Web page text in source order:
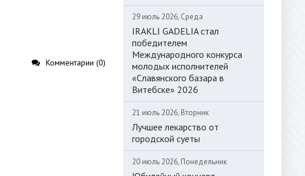
Комментарии (0)
29 июль 2026, Среда
IRAKLI GADELIA стал
победителем
Международного конкурса
молодых исполнителей
«Славянского базара в
Витебске» 2026
21 июль 2026, Вторник
Лучшее лекарство от
городской суеты
20 июль 2026, Понедельник